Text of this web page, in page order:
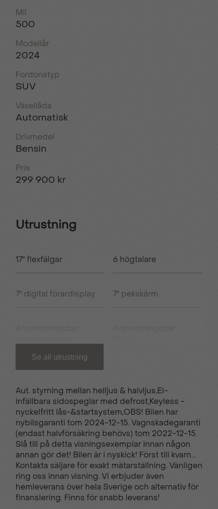
Mil
500
Modellår
2024
Fordonstyp
SUV
Växellåda
Automatisk
Drivmedel
Bensin
Pris
299 900 kr
Utrustning
17" flexfälgar 6 högtalare
7" digital förardisplay 7" pekskärm
Aut. avbländbar
Automatisk
panikbromsassistans
Backkamera
Dödavinkelvarnare eCall
Elektrisk
Fartbegränsare
Se all utrustning
Aut. styrning mellan helljus & halvljus,El-
infällbara sidospeglar med defrost,Keyless -
nyckelfritt lås-&startsystem,OBS! Bilen har
nybilsgaranti tom 2024-12-15. Vagnskadegaranti
(endast halvförsäkring behövs) tom 2022-12-15.
Slå till på detta visningsexemplar innan någon
annan gör det! Bilen är i nyskick! Först till kvarn...
Kontakta säljare för exakt mätarställning. Vänligen
ring oss innan visning. Vi erbjuder även
hemleverans över hela Sverige och alternativ för
finansiering. Finns för snabb leverans!